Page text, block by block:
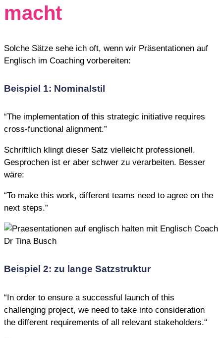
macht
Solche Sätze sehe ich oft, wenn wir Präsentationen auf
Englisch im Coaching vorbereiten:
Beispiel 1: Nominalstil
“The implementation of this strategic initiative requires
cross-functional alignment.”
Schriftlich klingt dieser Satz vielleicht professionell.
Gesprochen ist er aber schwer zu verarbeiten. Besser
wäre:
“To make this work, different teams need to agree on the
next steps.”
Beispiel 2: zu lange Satzstruktur
“In order to ensure a successful launch of this
challenging project, we need to take into consideration
the different requirements of all relevant stakeholders.“